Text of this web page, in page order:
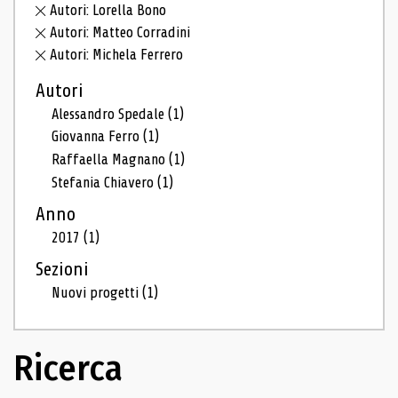
Autori: Lorella Bono
Autori: Matteo Corradini
Autori: Michela Ferrero
Autori
Alessandro Spedale(1)
Giovanna Ferro(1)
Raffaella Magnano(1)
Stefania Chiavero(1)
Anno
2017(1)
Sezioni
Nuovi progetti(1)
Ricerca